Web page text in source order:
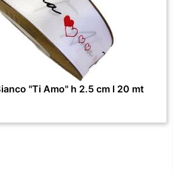
"Ti Amo" h 2.5 cm l 20 mt